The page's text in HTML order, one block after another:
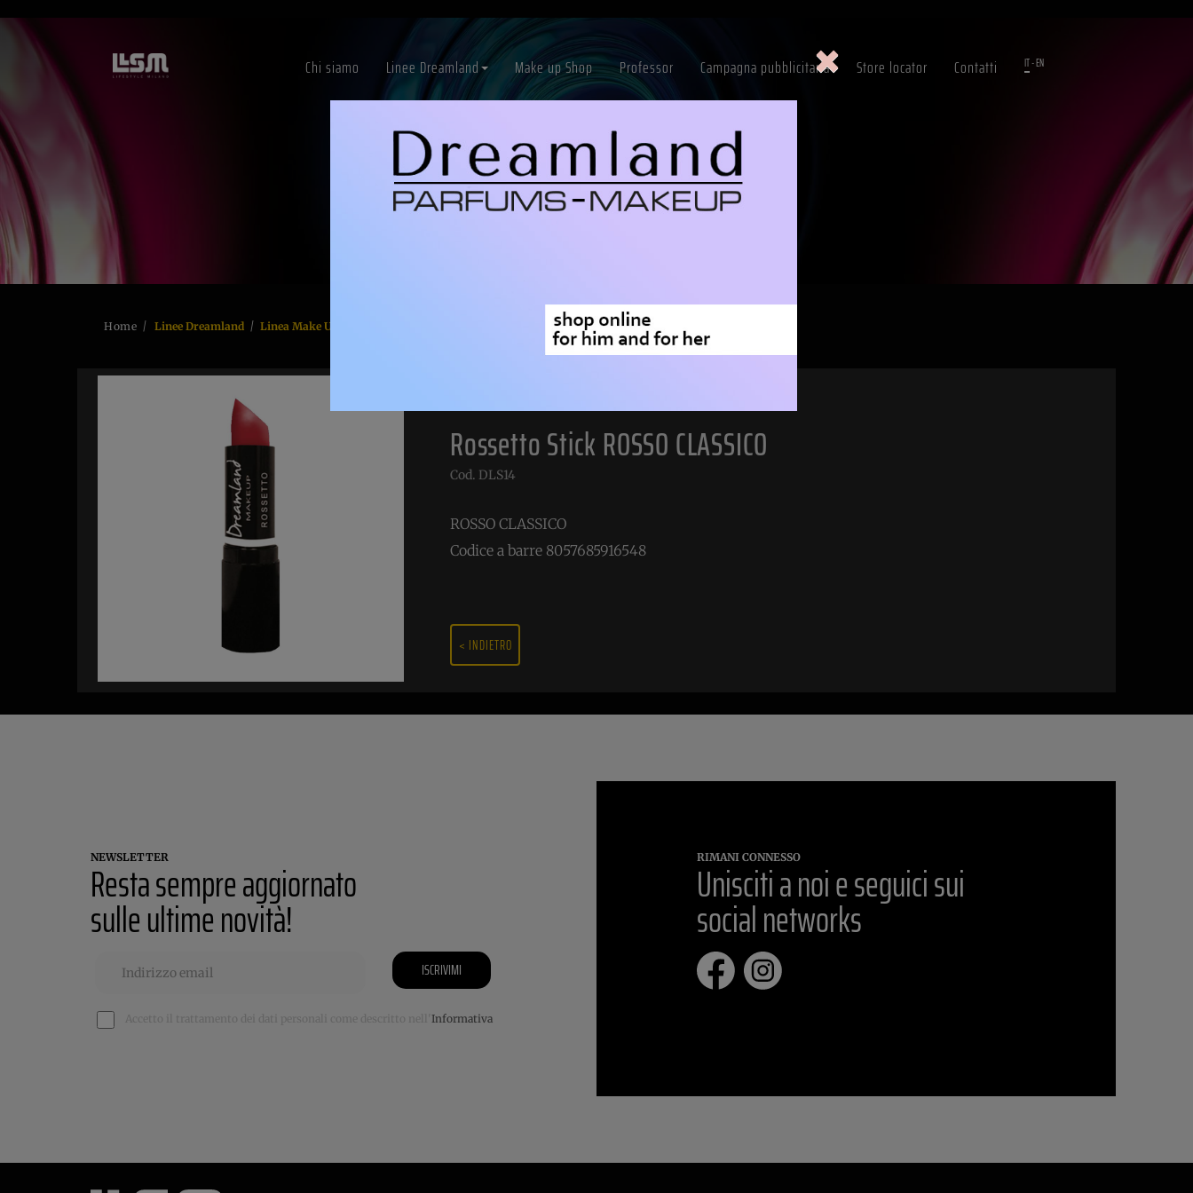
Chi siamo Linee Dreamland Make up Shop Professor Campagna pubblicitaria Store locator Contatti IT-EN
LINEA MAKE UP
Home Linee Dreamland Linea Make Up Rossetto Stick ROSSO CLASSICO DLS14
Rossetto Stick ROSSO CLASSICO
Cod. DLS14
ROSSO CLASSICO
Codice a barre 8057685916548
NEWSLETTER
Resta sempre aggiornato
sulle ultime novità!
ISCRIVIMI
Accetto il trattamento dei dati personali come descritto nell' Informativa
RIMANI CONNESSO
Unisciti a noi e seguici sui
social networks